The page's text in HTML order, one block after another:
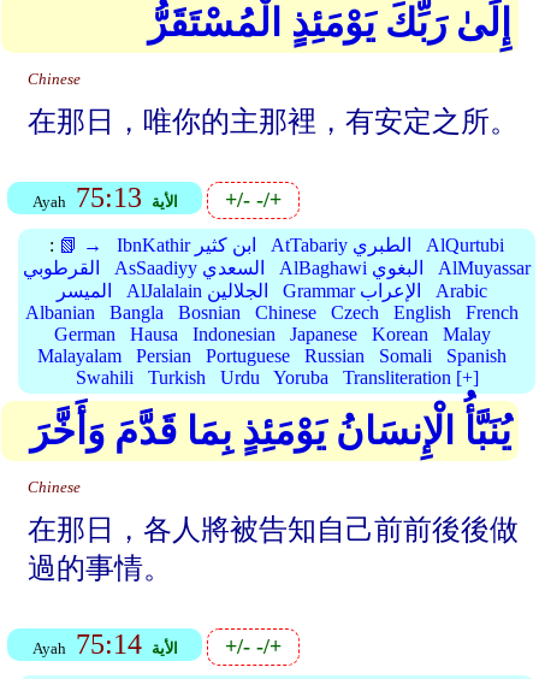
إِلَىٰ رَبِّكَ يَوْمَئِذٍ الْمُسْتَقَرُّ
Chinese
在那日，唯你的主那裡，有安定之所。
Ayah 75:13 الأية +/--/+
: 📗 → IbnKathir ابن كثير AtTabariy الطبري
AlQurtubi
القرطوبي
AsSaadiyy السعدي AlBaghawi البغوي
AlMuyassar
الميسر
AlJalalain الجلالين Grammar الإعراب
Arabic
Albanian
Bangla Bosnian Chinese Czech English
French
German
Hausa Indonesian Japanese Korean
Malay
Malayalam
Persian Portuguese Russian Somali
Spanish
Swahili
Turkish Urdu Yoruba Transliteration [+]
يُنَبَّأُ الْإِنسَانُ يَوْمَئِذٍ بِمَا قَدَّمَ وَأَخَّرَ
Chinese
在那日，各人將被告知自己前前後後做
過的事情。
Ayah 75:14 الأية +/--/+